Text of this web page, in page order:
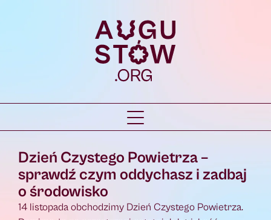
Dzień Czystego Powietrza –
sprawdź czym oddychasz i zadbaj
o środowisko
14 listopada obchodzimy Dzień Czystego Powietrza.